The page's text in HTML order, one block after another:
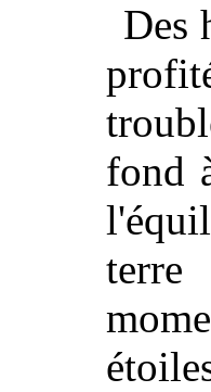
Des
fond